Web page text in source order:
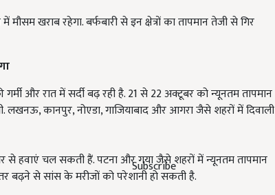
Subscribe
खराब रहेगा. बर्फबारी से इन क्षेत्रों का तापमान तेजी से गिर
और रात में सर्दी बढ़ रही है. 21 से 22 अक्टूबर को न्यूनतम तापमान
कानपुर, नोएडा, गाजियाबाद और आगरा जैसे शहरों में दिवाली
से हवाएं चल सकती हैं. पटना और गया जैसे शहरों में न्यूनतम तापमान
बढ़ने से सांस के मरीजों को परेशानी हो सकती है.